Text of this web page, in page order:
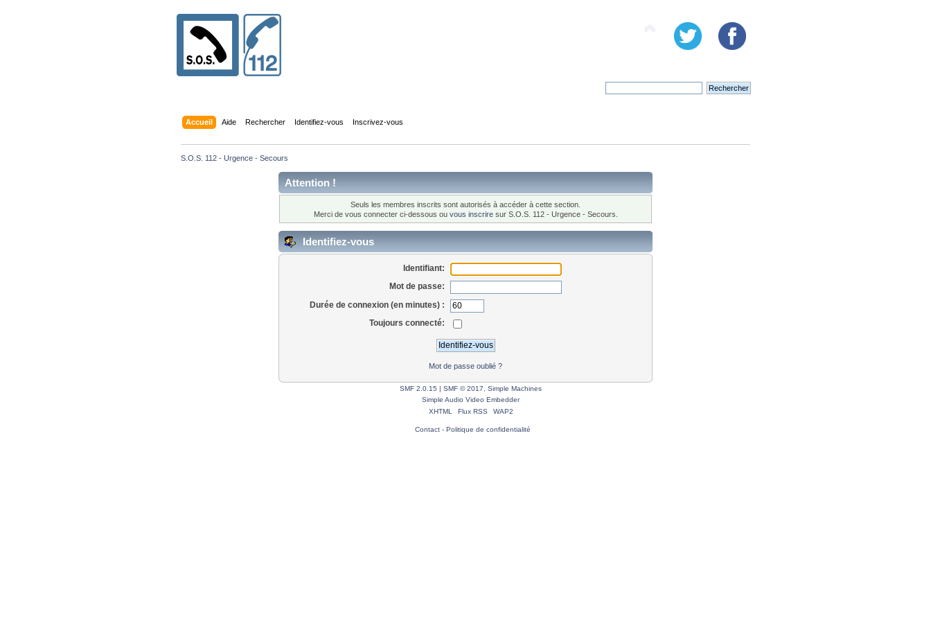
Accueil Aide Rechercher Identifiez-vous Inscrivez-vous
S.O.S. 112 - Urgence - Secours
Attention !
Seuls les membres inscrits sont autorisés à accéder à cette section.
Merci de vous connecter ci-dessous ou vous inscriresur S.O.S. 112 - Urgence - Secours.
Identifiez-vous
Identifiant:
Mot de passe:
Durée de connexion (en minutes) :
Toujours connecté:
Mot de passe oublié ?
SMF 2.0.15 | SMF © 2017, Simple Machines
Simple Audio Video Embedder
XHTML
Flux RSS WAP2
Contact- Politique de confidentialité